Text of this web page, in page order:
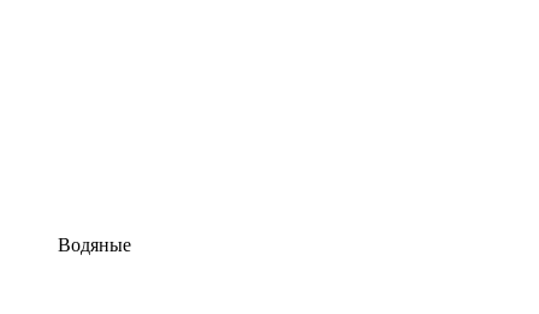
Водяные